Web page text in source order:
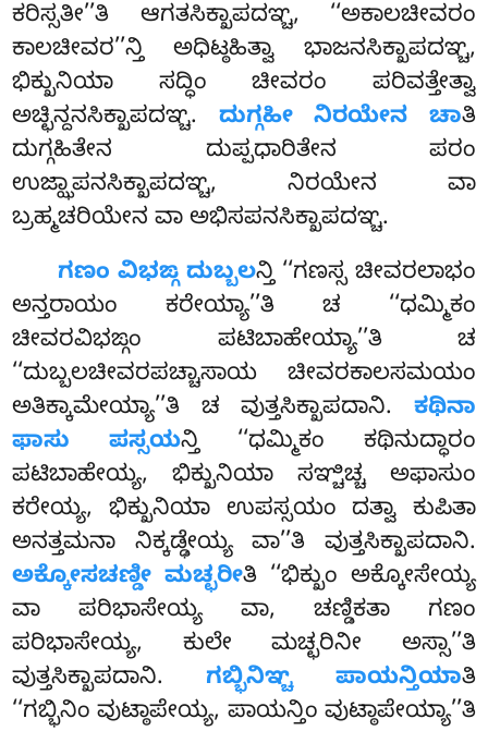
ಕರಿಸ್ಸತೀ’’ತಿ ಆಗತಸಿಕ್ಖಾಪದಞ್ಚ, ‘‘ಅಕಾಲಚೀವರಂ
ಕಾಲಚೀವರ’’ನ್ತಿ ಅಧಿಟ್ಠಹಿತ್ವಾ ಭಾಜನಸಿಕ್ಖಾಪದಞ್ಚ,
ಭಿಕ್ಖುನಿಯಾ ಸದ್ಧಿಂ ಚೀವರಂ ಪರಿವತ್ತೇತ್ವಾ
ಅಚ್ಛಿನ್ದನಸಿಕ್ಖಾಪದಞ್ಚ. ದುಗ್ಗಹೀ ನಿರಯೇನ ಚಾತಿ
ದುಗ್ಗಹಿತೇನ ದುಪ್ಪಧಾರಿತೇನ ಪರಂ
ಉಜ್ಝಾಪನಸಿಕ್ಖಾಪದಞ್ಚ, ನಿರಯೇನ ವಾ
ಬ್ರಹ್ಮಚರಿಯೇನ ವಾ ಅಭಿಸಪನಸಿಕ್ಖಾಪದಞ್ಚ.
ಗಣಂ ವಿಭಙ್ಗ ದುಬ್ಬಲನ್ತಿ ‘‘ಗಣಸ್ಸ ಚೀವರಲಾಭಂ
ಅನ್ತರಾಯಂ ಕರೇಯ್ಯಾ’’ತಿ ಚ ‘‘ಧಮ್ಮಿಕಂ
ಚೀವರವಿಭಙ್ಗಂ ಪಟಿಬಾಹೇಯ್ಯಾ’’ತಿ ಚ
‘‘ದುಬ್ಬಲಚೀವರಪಚ್ಚಾಸಾಯ ಚೀವರಕಾಲಸಮಯಂ
ಅತಿಕ್ಕಾಮೇಯ್ಯಾ’’ತಿ ಚ ವುತ್ತಸಿಕ್ಖಾಪದಾನಿ. ಕಥಿನಾ
ಫಾಸು ಪಸ್ಸಯನ್ತಿ ‘‘ಧಮ್ಮಿಕಂ ಕಥಿನುದ್ಧಾರಂ
ಪಟಿಬಾಹೇಯ್ಯ, ಭಿಕ್ಖುನಿಯಾ ಸಞ್ಚಿಚ್ಚ ಅಫಾಸುಂ
ಕರೇಯ್ಯ, ಭಿಕ್ಖುನಿಯಾ ಉಪಸ್ಸಯಂ ದತ್ವಾ ಕುಪಿತಾ
ಅನತ್ತಮನಾ ನಿಕ್ಕಡ್ಢೇಯ್ಯ ವಾ’’ತಿ ವುತ್ತಸಿಕ್ಖಾಪದಾನಿ.
ಅಕ್ಕೋಸಚಣ್ಡೀ ಮಚ್ಛರೀತಿ ‘‘ಭಿಕ್ಖುಂ ಅಕ್ಕೋಸೇಯ್ಯ
ವಾ ಪರಿಭಾಸೇಯ್ಯ ವಾ, ಚಣ್ಡಿಕತಾ ಗಣಂ
ಪರಿಭಾಸೇಯ್ಯ, ಕುಲೇ ಮಚ್ಛರಿನೀ ಅಸ್ಸಾ’’ತಿ
ವುತ್ತಸಿಕ್ಖಾಪದಾನಿ. ಗಬ್ಭಿನಿಞ್ಚ ಪಾಯನ್ತಿಯಾತಿ
‘‘ಗಬ್ಭಿನಿಂ ವುಟ್ಠಾಪೇಯ್ಯ, ಪಾಯನ್ತಿಂ ವುಟ್ಠಾಪೇಯ್ಯಾ’’ತಿ